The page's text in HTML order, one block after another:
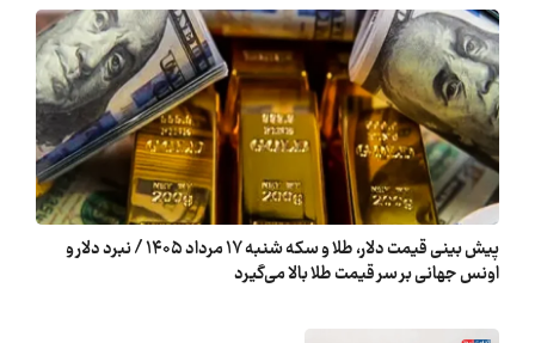
پیش ‌بینی قیمت دلار، طلا و سکه شنبه ۱۷ مرداد ۱۴۰۵ / نبرد دلار و
اونس جهانی بر سر قیمت طلا بالا می‌گیرد